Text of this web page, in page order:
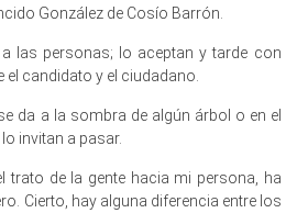
González de Cosío Barrón.
las personas; lo aceptan y tarde con
el candidato y el ciudadano.
da a la sombra de algún árbol o en el
invitan a pasar.
trato de la gente hacia mi persona, ha
Cierto, hay alguna diferencia entre los